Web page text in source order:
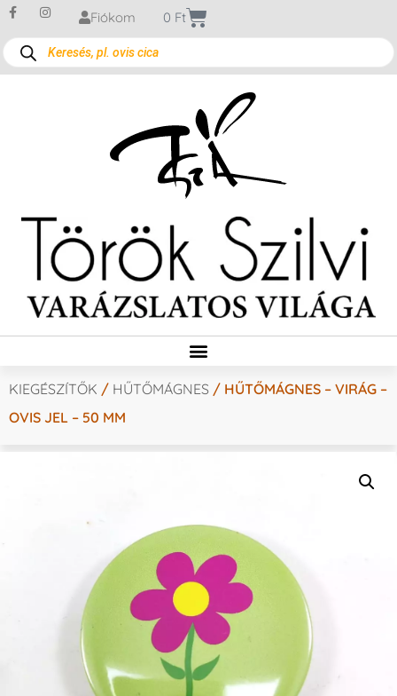
Fiókom 0 Ft
KIEGÉSZÍTŐK / HŰTŐMÁGNES / HŰTŐMÁGNES – VIRÁG –
OVIS JEL – 50 MM